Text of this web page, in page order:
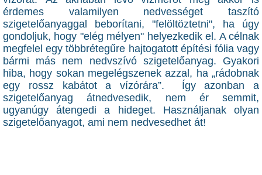
érdemes valamilyen nedvességet taszító
szigetelőanyaggal beborítani, "felöltöztetni", ha úgy
gondoljuk, hogy "elég mélyen" helyezkedik el. A célnak
megfelel egy többrétegűre hajtogatott építési fólia vagy
bármi más nem nedvszívó szigetelőanyag. Gyakori
hiba, hogy sokan megelégszenek azzal, ha „rádobnak
egy rossz kabátot a vízórára”. Így azonban a
szigetelőanyag átnedvesedik, nem ér semmit,
ugyanúgy átengedi a hideget. Használjanak olyan
szigetelőanyagot, ami nem nedvesedhet át!